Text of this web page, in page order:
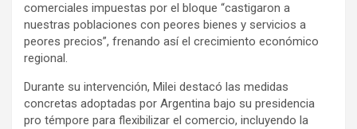
comerciales impuestas por el bloque “castigaron a
nuestras poblaciones con peores bienes y servicios a
peores precios”, frenando así el crecimiento económico
regional.
Durante su intervención, Milei destacó las medidas
concretas adoptadas por Argentina bajo su presidencia
pro témpore para flexibilizar el comercio, incluyendo la